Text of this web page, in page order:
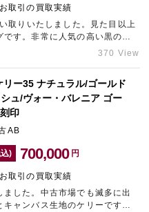
取引の買取実績
取りいたしました。見た目以上
す。非常に人気の高い黒のボ
一杯の金額をご提示させていた
取店「ギャラリーレア神戸元
370 View
リー35 ナチュラル/ゴールド
シュ/ヴォー・バレニア ゴー
印
AB
) 700,000 円
取引の買取実績
した。中古市場でも滅多に出
ャンバス生地のケリーです。